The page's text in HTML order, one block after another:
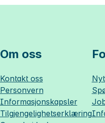
Om oss
Kontakt oss
Personvern
Informasjonskapsler
Tilgjengelighetserklæring